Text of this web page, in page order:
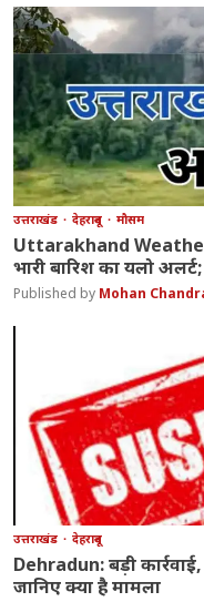
उत्तराखंड देहरादून मौसम
Uttarakhand
भारी बारिश का यलो
Mohan
उत्तराखंड देहरादून
Dehradun: बड़ी
जानिए क्या है मामला